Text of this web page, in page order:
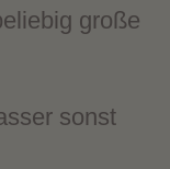
große
sonst